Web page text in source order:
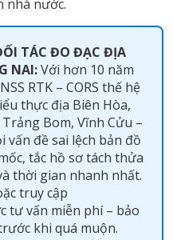
nhà nước.
TÁC ĐO ĐẠC ĐỊA
NAI:Với hơn 10 năm
RTK – CORS thế hệ
thực địa Biên Hòa,
Bom, Vĩnh Cửu –
vấn đề sai lệch bản đồ
tắc hồ sơ tách thửa
thời gian nhanh nhất.
truy cập
tư vấn miễn phí – bảo
khi quá muộn.